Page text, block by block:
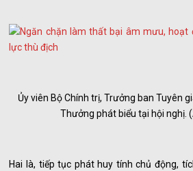
Ủy viên Bộ Chính trị, Trưởng ban Tuyên
Thưởng phát biểu tại hội nghị.
Hai là, tiếp tục phát huy tính chủ động,